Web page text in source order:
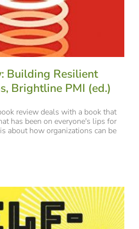
Building Resilient
Brightline PMI (ed.)
review deals with a book that
has been on everyone's lips for
about how organizations can be